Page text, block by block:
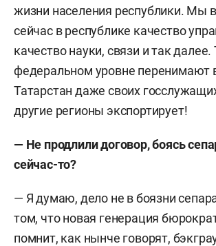
жизни населения республики. Мы
сейчас в республике качество
качество науки, связи и так далее.
федеральном уровне перенимают
Татарстан даже своих
другие регионы экспортирует!
— Не продлили договор, боясь
сейчас-то?
— Я думаю, дело не в боязни
том, что новая генерация
помнит, как нынче говорят,